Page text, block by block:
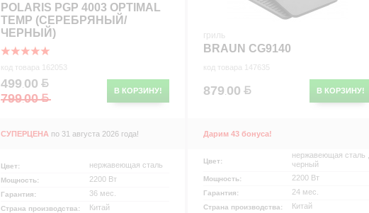
POLARIS PGP 4003 OPTIMAL
TEMP (СЕРЕБРЯНЫЙ/
ЧЕРНЫЙ)
код товара 162053
В КОРЗИНУ!
499.00
799.00
СУПЕРЦЕНА по 31 августа 2026 года!
Цвет: нержавеющая сталь
Мощность: 2200 Вт
Гарантия: 36 мес.
Страна производства: Китай
гриль
BRAUN CG9140
код товара 147635
В КОРЗИНУ!
879.00
Дарим 43 бонуса!
Цвет:
нержавеющая сталь ,
черный
Мощность: 2200 Вт
Гарантия: 24 мес.
Страна производства: Китай